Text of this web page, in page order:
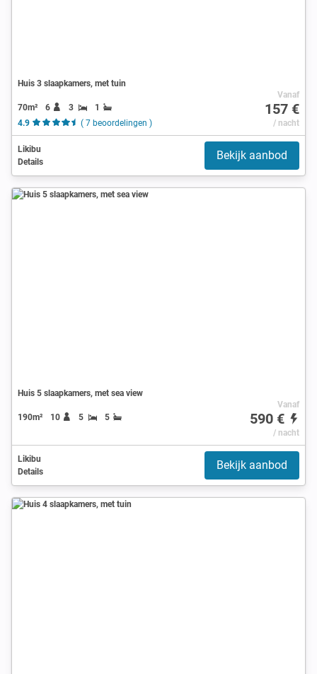
Huis 3 slaapkamers, met tuin
70m² 6 3
1
4.9
( 7 beoordelingen )
Vanaf
157 €
/ nacht
Likibu
Details
Bekijk aanbod
Huis 5 slaapkamers, met sea view
190m² 10 5 5
Vanaf
590 €
/ nacht
Likibu
Details
Bekijk aanbod